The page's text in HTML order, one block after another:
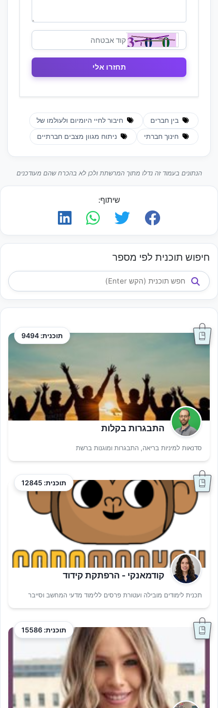
בין חברים חיבור לחיי היומיום ולעולמו של
חינוך חברתי ניתוח מגוון מצבים חברתיים
הנתונים בעמוד זה נדלו מתוך המרשתת ולכן לא בהכרח שהם מעודכנים
שיתוף:
חיפוש תוכנית לפי מספר
תוכנית: 9494
התבגרות בקלות
סדנאות למיניות בריאה, התבגרות ומוגנות ברשת
תוכנית: 12845
קודמאנקי - הרפתקת קידוד
תכנית לימודים מובילה ועטורת פרסים ללימוד מדעי המחשב וסייבר
תוכנית: 15586